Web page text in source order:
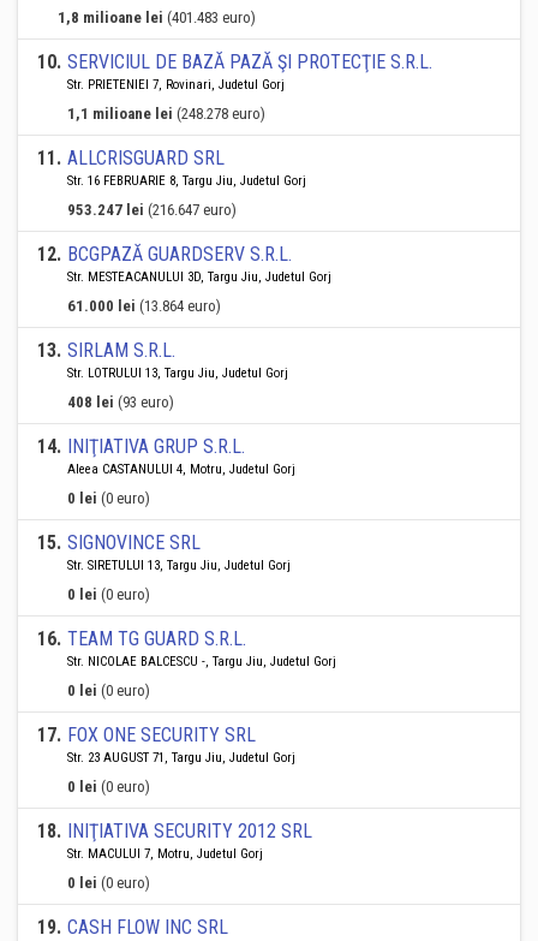
1,8 milioane lei (401.483 euro)
10. SERVICIUL DE BAZĂ PAZĂ ŞI PROTECŢIE S.R.L.
Str. PRIETENIEI 7, Rovinari, Judetul Gorj
1,1 milioane lei (248.278 euro)
11. ALLCRISGUARD SRL
Str. 16 FEBRUARIE 8, Targu Jiu, Judetul Gorj
953.247 lei (216.647 euro)
12. BCGPAZĂ GUARDSERV S.R.L.
Str. MESTEACANULUI 3D, Targu Jiu, Judetul Gorj
61.000 lei (13.864 euro)
13. SIRLAM S.R.L.
Str. LOTRULUI 13, Targu Jiu, Judetul Gorj
408 lei (93 euro)
14. INIŢIATIVA GRUP S.R.L.
Aleea CASTANULUI 4, Motru, Judetul Gorj
0 lei (0 euro)
15. SIGNOVINCE SRL
Str. SIRETULUI 13, Targu Jiu, Judetul Gorj
0 lei (0 euro)
16. TEAM TG GUARD S.R.L.
Str. NICOLAE BALCESCU -, Targu Jiu, Judetul Gorj
0 lei (0 euro)
17. FOX ONE SECURITY SRL
Str. 23 AUGUST 71, Targu Jiu, Judetul Gorj
0 lei (0 euro)
18. INIŢIATIVA SECURITY 2012 SRL
Str. MACULUI 7, Motru, Judetul Gorj
0 lei (0 euro)
19. CASH FLOW INC SRL